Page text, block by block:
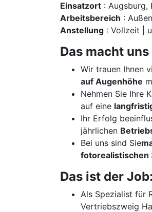
Einsatzort : Augsburg,
Arbeitsbereich :
Anstellung : Vollzeit |
Das macht uns
Wir trauen Ihnen
auf Augenhöhe
Nehmen Sie Ihre
auf eine
Ihr Erfolg
jährlichen
Bei uns sind Sie
fotorealistischen
Das ist der Job:
Als Spezialist für
Vertriebszweig